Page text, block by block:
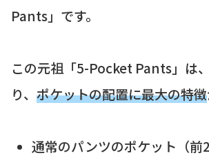
Pants」です。
この元祖「5-Pocket Pants」は
り、 ポケットの配置に最大の特徴
通常のパンツのポケット（前2